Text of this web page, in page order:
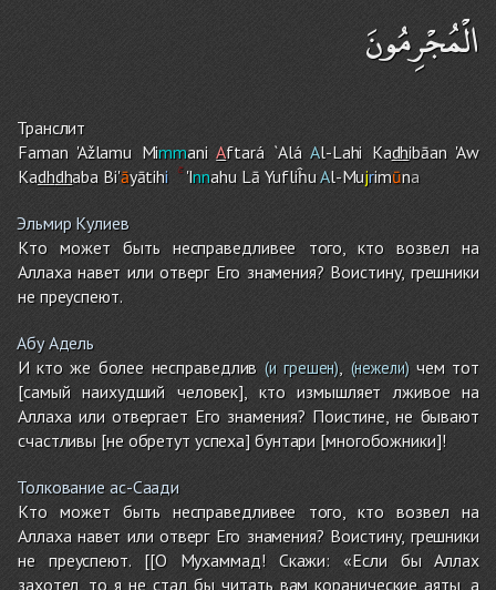
الْمُجْرِمُونَ
Транслит
Faman 'Ažlamu MimmaniAftará `AláAl-Lahi Kadhibāan 'Aw
Kadhdhaba Bi'āyātihi 'Innahu Lā YufliĥuAl-Mujrimūna
Эльмир Кулиев
Кто может быть несправедливее того, кто возвел на
Аллаха навет или отверг Его знамения? Воистину, грешники
не преуспеют.
Абу Адель
И кто же более несправедлив (и грешен) (нежели)чем тот
[самый наихудший человек], кто измышляет лживое на
Аллаха или отвергает Его знамения? Поистине, не бывают
счастливы [не обретут успеха] бунтари [многобожники]!
Толкование ас-Саади
Кто может быть несправедливее того, кто возвел на
Аллаха навет или отверг Его знамения? Воистину, грешники
не преуспеют. [[О Мухаммад! Скажи: «Если бы Аллах
захотел, то я не стал бы читать вам коранические аяты, а